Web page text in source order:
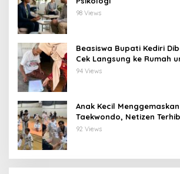
98 Views
Beasiswa Bupati Kediri
Cek Langsung ke Rumah
Tepat Sasaran
94 Views
Anak Kecil
Taekwondo, Netizen
92 Views